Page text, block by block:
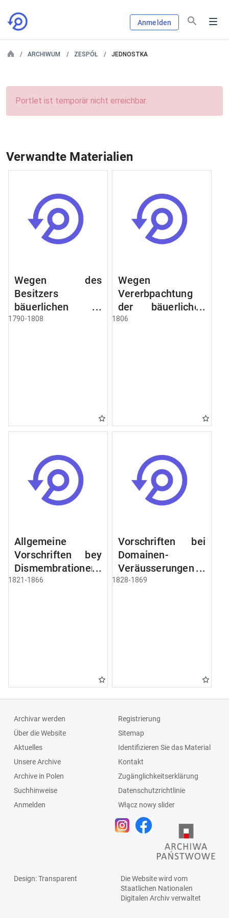
Anmelden
ARCHIWUM ZESPÓŁ JEDNOSTKA
Portlet ist temporär nicht erreichbar.
Verwandte Materialien
Wegen des
Besitzers
bäuerlichen
Grundstücke, den
1790-1808
Wegen
Vererbpachtung
der bäuerlichen
Grundstücke und
1806
Allgemeine
Vorschriften bey
Dismembrationen
Domainen-
1821-1866
Vorschriften bei
Domainen-
Veräusserungen
und
1828-1869
Archivar werden
Über die Website
Aktuelles
Unsere Archive
Archive in Polen
Suchhinweise
Anmelden
Registrierung
Sitemap
Identifizieren Sie das Material
Kontakt
Zugänglichkeitserklärung
Datenschutzrichtlinie
Włącz nowy slider
Design: Transparent
Die Website wird vom
Staatlichen Nationalen
Digitalen Archivverwaltet